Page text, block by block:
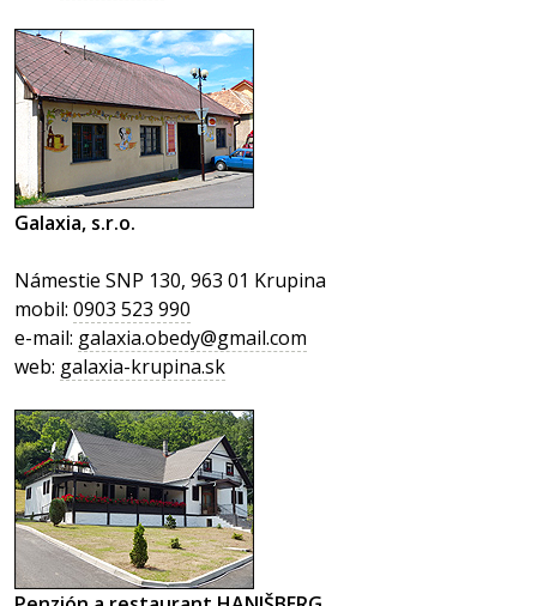
Galaxia, s.r.o.
Námestie SNP 130, 963 01 Krupina
mobil: 0903 523 990
e-mail: galaxia.obedy@gmail.com
web: galaxia-krupina.sk